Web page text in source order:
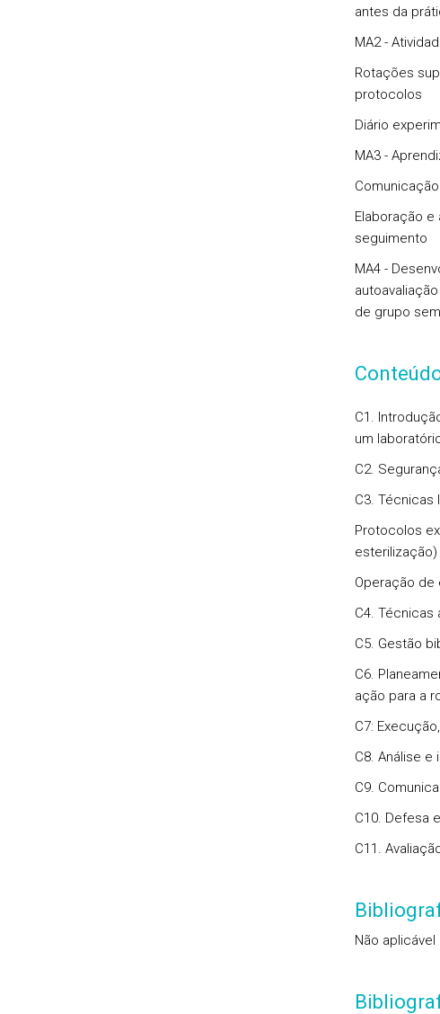
antes da
MA2 -
Rotações
protocolos
Diário
MA3 -
Elaboração
seguimento
MA4 -
de grupo
C1.
um
C2.
C3.
Protocolos
esterilização)
Operação de
C4. Técnicas
C5. Gestão
C6.
ação para a
C7:
C8. Análise
C9.
C10. Defesa
C11.
Não